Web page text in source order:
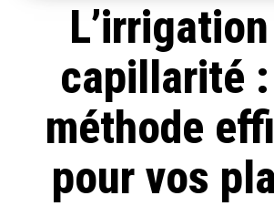
capillarité
méthode
pour vos